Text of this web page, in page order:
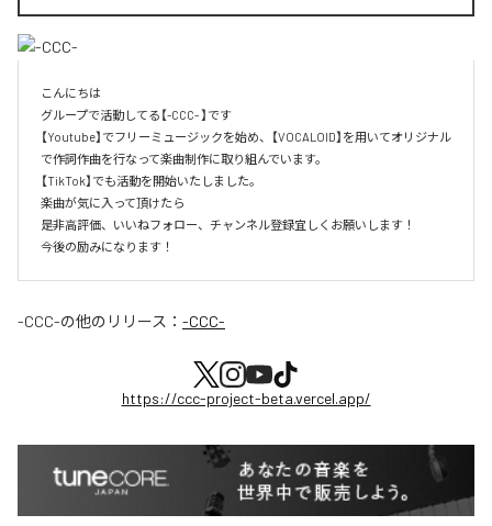
こんにちは
グループで活動してる【-CCC- 】です
【Youtube】でフリーミュージックを始め、【VOCALOID】を用いてオリジナル
で作詞作曲を行なって楽曲制作に取り組んでいます。
【TikTok】でも活動を開始いたしました。
楽曲が気に入って頂けたら
是非高評価、いいねフォロー、チャンネル登録宜しくお願いします！
今後の励みになります！
-CCC-の他のリリース： -CCC-
https://ccc-project-beta.vercel.app/